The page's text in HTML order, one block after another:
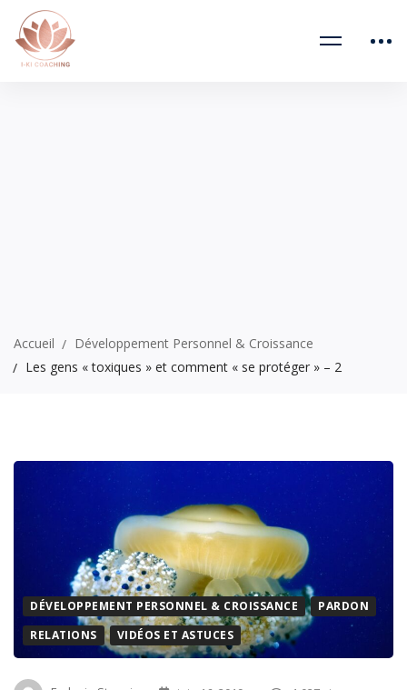
Accueil
Développement Personnel & Croissance
Les gens « toxiques » et comment « se protéger » – 2
DÉVELOPPEMENT PERSONNEL & CROISSANCE
PARDON
RELATIONS
VIDÉOS ET ASTUCES